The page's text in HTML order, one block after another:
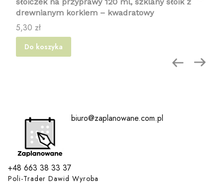
drewnianym korkiem – kwadratowy
Cena
5,30 zł
Do koszyka
+48 663 38 33 37
biuro@zaplanowane.com.pl
Poli-Trader Dawid Wyroba